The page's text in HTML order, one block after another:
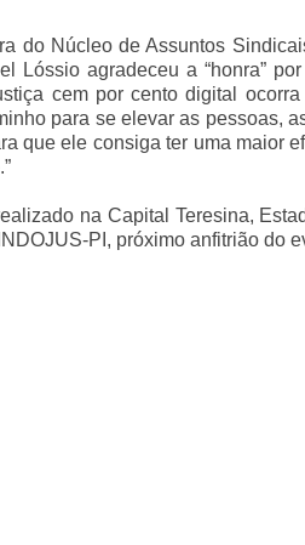
do Núcleo de Assuntos
Lóssio agradeceu a “honra”
cem por cento digital
para se elevar as pessoas,
que ele consiga ter uma maior
na Capital Teresina,
PI, próximo anfitrião do